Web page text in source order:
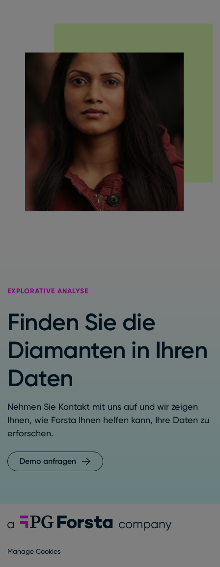
EXPLORATIVE ANALYSE
Finden Sie die
Diamanten in Ihren
Daten
Nehmen Sie Kontakt mit uns auf und wir zeigen
Ihnen, wie Forsta Ihnen helfen kann, Ihre Daten zu
erforschen.
Demo anfragen
Forsta Deutsch
Manage Cookies